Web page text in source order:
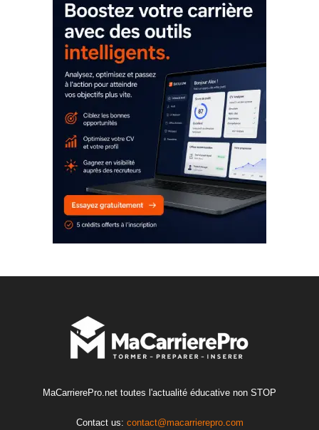
MaCarrierePro.net toutes l'actualité éducative non STOP
Contact us: contact@macarrierepro.com